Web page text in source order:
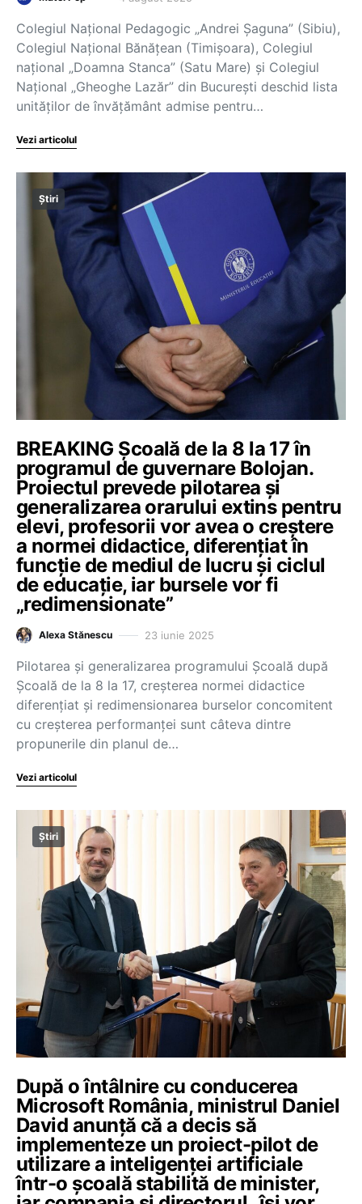
Colegiul Național Pedagogic „Andrei Șaguna” (Sibiu),
Colegiul Național Bănățean (Timișoara), Colegiul
național „Doamna Stanca” (Satu Mare) și Colegiul
Național „Gheoghe Lazăr” din București deschid lista
unităților de învățământ admise pentru…
Vezi articolul
Știri
BREAKING Școală de la 8 la 17 în
programul de guvernare Bolojan.
Proiectul prevede pilotarea și
generalizarea orarului extins pentru
elevi, profesorii vor avea o creștere
a normei didactice, diferențiat în
funcție de mediul de lucru și ciclul
de educație, iar bursele vor fi
„redimensionate”
Alexa Stănescu 23 iunie 2025
Pilotarea și generalizarea programului Școală după
Școală de la 8 la 17, creșterea normei didactice
diferențiat și redimensionarea burselor concomitent
cu creșterea performanței sunt câteva dintre
propunerile din planul de…
Vezi articolul
Știri
După o întâlnire cu conducerea
Microsoft România, ministrul Daniel
David anunță că a decis să
implementeze un proiect-pilot de
utilizare a inteligenței artificiale
într-o școală stabilită de minister,